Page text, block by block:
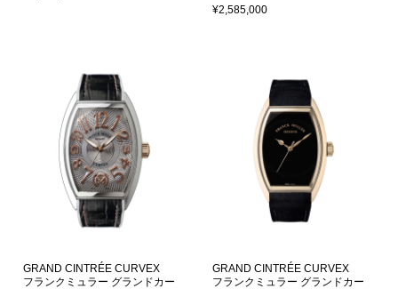
¥2,585,000
GRAND CINTRÉE CURVEX
フランクミュラー グランドカー
GRAND CINTRÉE CURVEX
フランクミュラー グランドカー